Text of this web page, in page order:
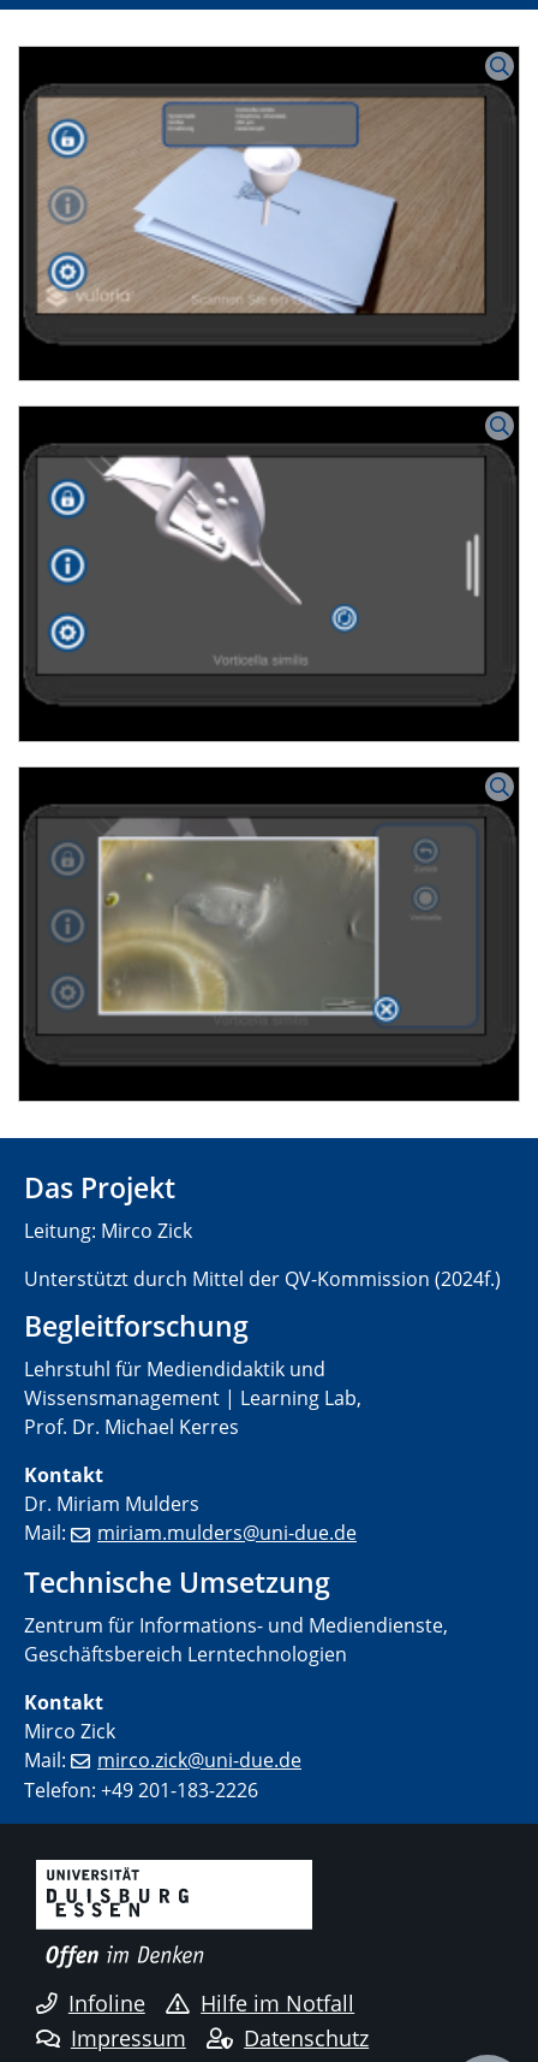
Das Projekt
Leitung: Mirco Zick
Unterstützt durch Mittel der QV-Kommission (2024f.)
Begleitforschung
Lehrstuhl für Mediendidaktik und
Wissensmanagement | Learning Lab,
Prof. Dr. Michael Kerres
Kontakt
Dr. Miriam Mulders
Mail:
miriam.mulders@uni-due.de
Technische Umsetzung
Zentrum für Informations- und Mediendienste,
Geschäftsbereich Lerntechnologien
Kontakt
Mirco Zick
Mail:
mirco.zick@uni-due.de
Telefon: +49 201-183-2226
Infoline
Hilfe im Notfall
Impressum
Datenschutz